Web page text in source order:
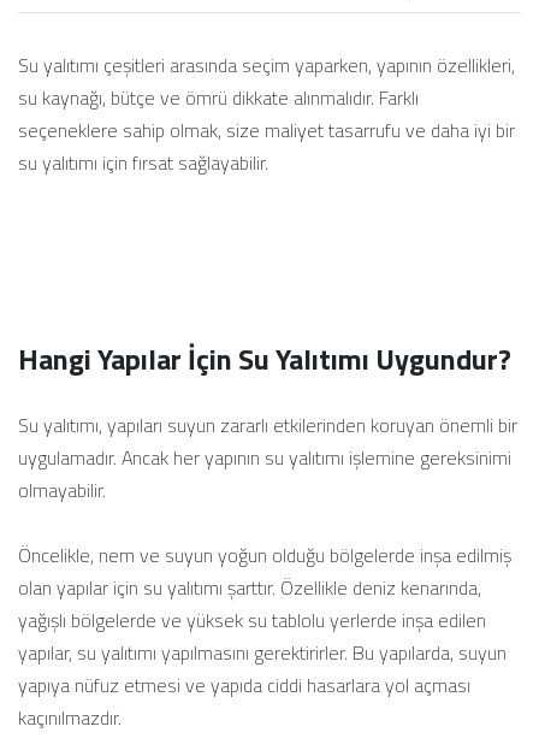
Su yalıtımı çeşitleri arasında seçim yaparken, yapının özellikleri,
su kaynağı, bütçe ve ömrü dikkate alınmalıdır. Farklı
seçeneklere sahip olmak, size maliyet tasarrufu ve daha iyi bir
su yalıtımı için fırsat sağlayabilir.
Hangi Yapılar İçin Su Yalıtımı Uygundur?
Su yalıtımı, yapıları suyun zararlı etkilerinden koruyan önemli bir
uygulamadır. Ancak her yapının su yalıtımı işlemine gereksinimi
olmayabilir.
Öncelikle, nem ve suyun yoğun olduğu bölgelerde inşa edilmiş
olan yapılar için su yalıtımı şarttır. Özellikle deniz kenarında,
yağışlı bölgelerde ve yüksek su tablolu yerlerde inşa edilen
yapılar, su yalıtımı yapılmasını gerektirirler. Bu yapılarda, suyun
yapıya nüfuz etmesi ve yapıda ciddi hasarlara yol açması
kaçınılmazdır.